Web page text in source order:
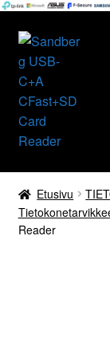
Siirry
navigointiin
Siirry
sisältöön
Etusivu
Tuotteet
Etusivu
Reader